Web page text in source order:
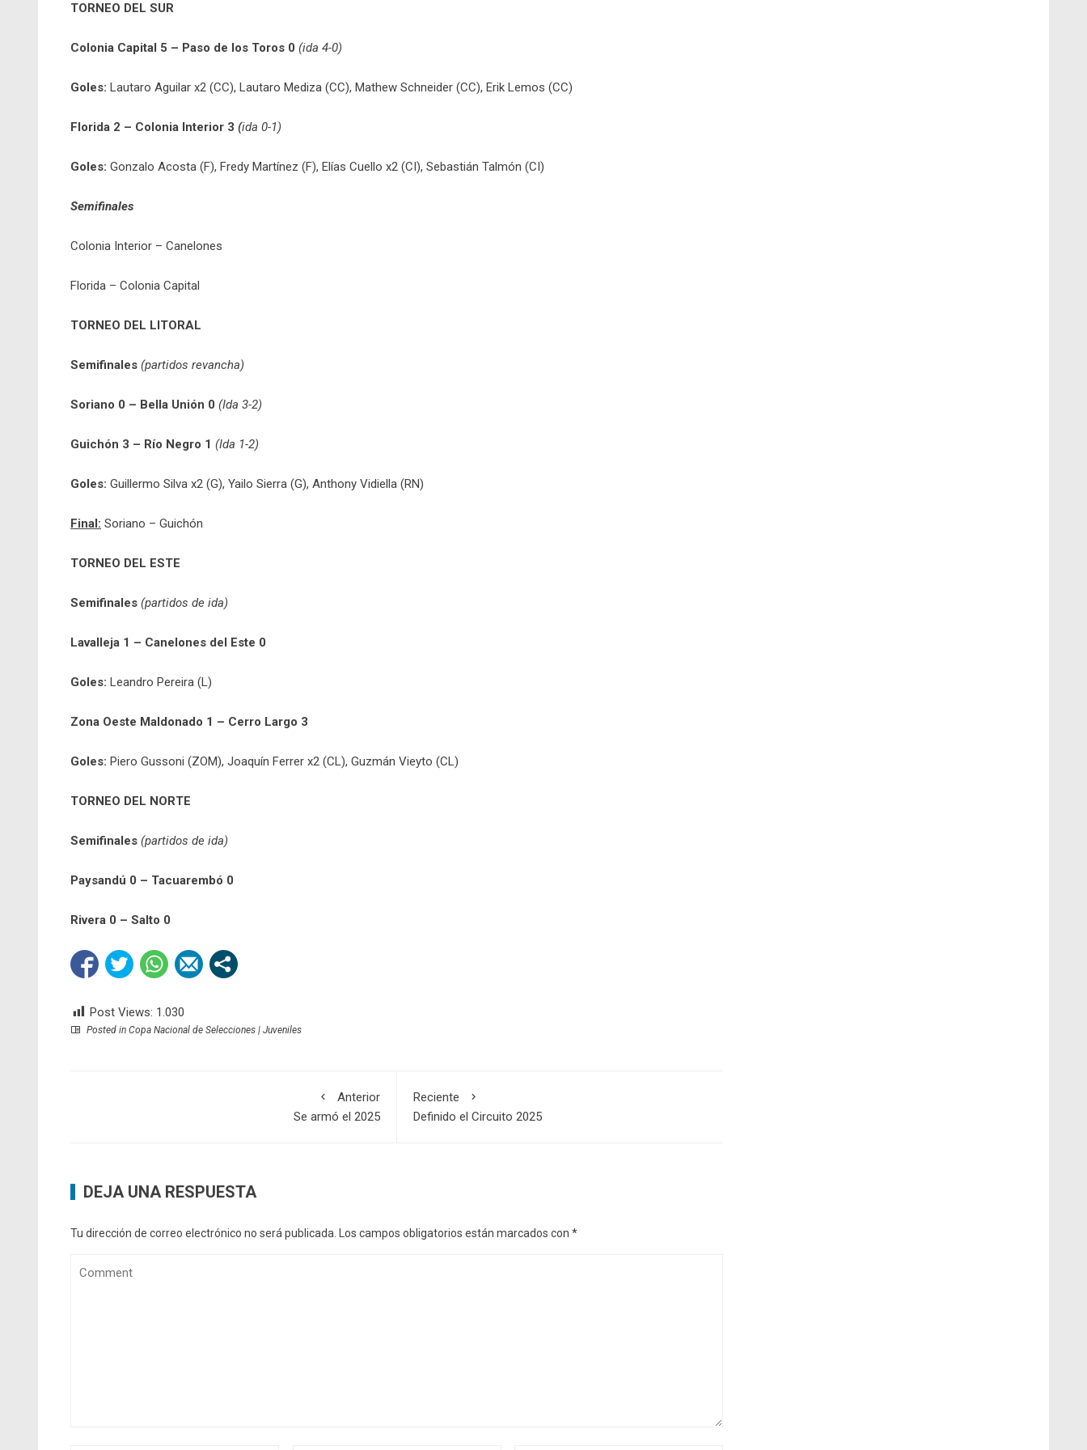
TORNEO DEL SUR
Colonia Capital 5 – Paso de los Toros 0 (ida 4-0)
Goles: Lautaro Aguilar x2 (CC), Lautaro Mediza (CC), Mathew Schneider (CC), Erik Lemos (CC)
Florida 2 – Colonia Interior 3 (ida 0-1)
Goles: Gonzalo Acosta (F), Fredy Martínez (F), Elías Cuello x2 (CI), Sebastián Talmón (CI)
Semifinales
Colonia Interior – Canelones
Florida – Colonia Capital
TORNEO DEL LITORAL
Semifinales (partidos revancha)
Soriano 0 – Bella Unión 0 (Ida 3-2)
Guichón 3 – Río Negro 1 (Ida 1-2)
Goles: Guillermo Silva x2 (G), Yailo Sierra (G), Anthony Vidiella (RN)
Final: Soriano – Guichón
TORNEO DEL ESTE
Semifinales (partidos de ida)
Lavalleja 1 – Canelones del Este 0
Goles: Leandro Pereira (L)
Zona Oeste Maldonado 1 – Cerro Largo 3
Goles: Piero Gussoni (ZOM), Joaquín Ferrer x2 (CL), Guzmán Vieyto (CL)
TORNEO DEL NORTE
Semifinales (partidos de ida)
Paysandú 0 – Tacuarembó 0
Rivera 0 – Salto 0
Post Views: 1.030
Posted in Copa Nacional de Selecciones | Juveniles
Anterior
Se armó el 2025
Reciente
Definido el Circuito 2025
DEJA UNA RESPUESTA
Tu dirección de correo electrónico no será publicada. Los campos obligatorios están marcados con *